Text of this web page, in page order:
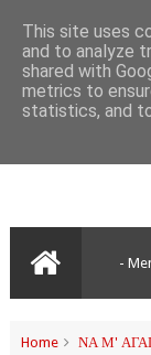
Home ΝΑ Μ'
This site uses
and to analyze
shared with
metrics to
statistics, and